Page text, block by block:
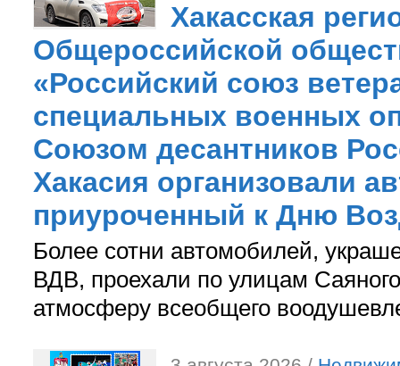
Хакасская
Общероссийской
«Российский союз
специальных военных
Союзом десантников
Хакасия организовали
приуроченный к Дню
Более сотни автомобилей,
ВДВ, проехали по улицам
атмосферу всеобщего